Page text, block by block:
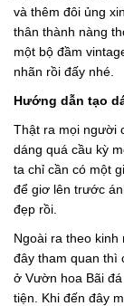
và thêm đôi ủng
thân thành nàng
một bộ đầm
nhãn rồi đấy nhé.
Hướng dẫn tạo
Thật ra mọi người
dáng quá cầu kỳ
ta chỉ cần có một
để giơ lên trước
đẹp rồi.
Ngoài ra theo kinh
đây tham quan thì
ở Vườn hoa Bãi
tiện. Khi đến đây